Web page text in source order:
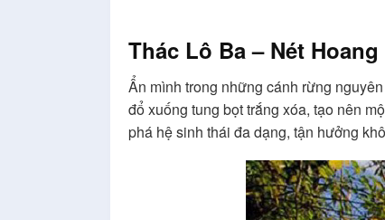
Thác Lô Ba – Nét
Ẩn mình trong những cánh rừng
đổ xuống tung bọt trắng xóa, tạo nên
phá hệ sinh thái đa dạng, tận hưởng